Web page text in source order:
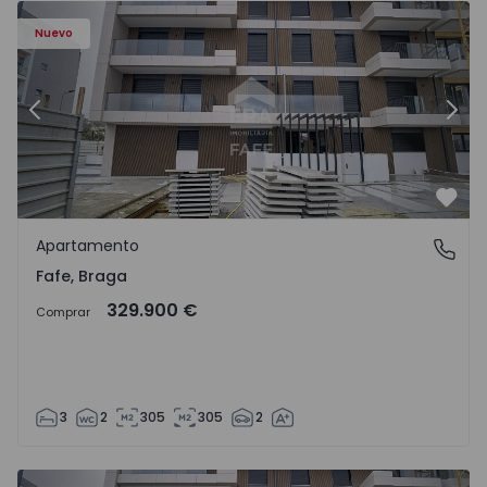
Nuevo
Anterior
Fafe, Braga
Apartamento
Fafe, Braga
Comprar 329.900 €
3 2 305 305 2